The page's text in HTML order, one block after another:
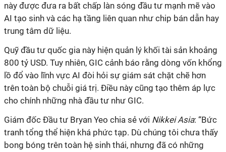
này được đưa ra bất chấp làn sóng đầu tư mạnh mẽ vào
AI tạo sinh và các hạ tầng liên quan như chip bán dẫn hay
trung tâm dữ liệu.
Quỹ đầu tư quốc gia này hiện quản lý khối tài sản khoảng
800 tỷ USD. Tuy nhiên, GIC cảnh báo rằng dòng vốn khổng
lồ đổ vào lĩnh vực AI đòi hỏi sự giám sát chặt chẽ hơn
trên toàn bộ chuỗi giá trị. Điều này cũng tạo thêm áp lực
cho chính những nhà đầu tư như GIC.
Giám đốc Đầu tư Bryan Yeo chia sẻ với Nikkei Asia: “Bức
tranh tổng thể hiện khá phức tạp. Dù chúng tôi chưa thấy
bong bóng trên toàn hệ sinh thái, nhưng đã có những